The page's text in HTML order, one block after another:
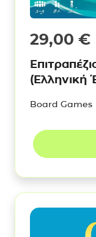
29,00 €
(Ελληνική
Board Games